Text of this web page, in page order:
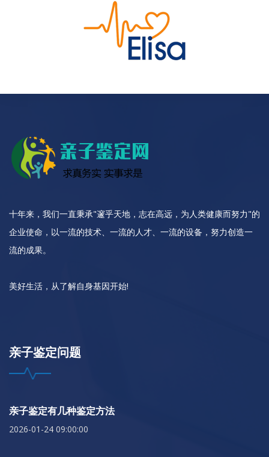
十年来，我们一直秉承"邃乎天地，志在高远，为人类健康而努力"的
企业使命，以一流的技术、一流的人才、一流的设备，努力创造一
流的成果。
美好生活，从了解自身基因开始!
亲子鉴定问题
亲子鉴定有几种鉴定方法
2026-01-24 09:00:00